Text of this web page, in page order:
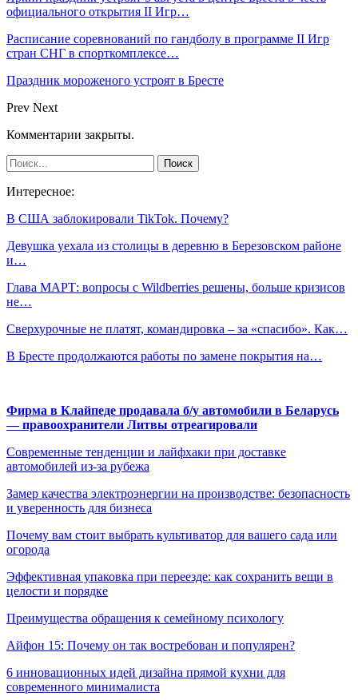
официального открытия II Игр…
Расписание соревнований по гандболу в программе II Игр
стран СНГ в спорткомплексе…
Праздник мороженого устроят в Бресте
Prev Next
Комментарии закрыты.
Интересное:
В США заблокировали TikTok. Почему?
Девушка уехала из столицы в деревню в Березовском районе
и…
Глава МАРТ: вопросы с Wildberries решены, больше кризисов
не…
Сверхурочные не платят, командировка – за «спасибо». Как…
В Бресте продолжаются работы по замене покрытия на…
Фирма в Клайпеде продавала б/у автомобили в Беларусь
— правоохранители Литвы отреагировали
Современные тенденции и лайфхаки при доставке
автомобилей из-за рубежа
Замер качества электроэнергии на производстве: безопасность
и уверенность для бизнеса
Почему вам стоит выбрать культиватор для вашего сада или
огорода
Эффективная упаковка при переезде: как сохранить вещи в
целости и порядке
Преимущества обращения к семейному психологу
Айфон 15: Почему он так востребован и популярен?
6 инновационных идей дизайна прямой кухни для
современного минималиста